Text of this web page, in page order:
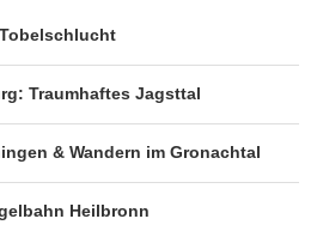
Traumhaftes Jagsttal
& Wandern im Gronachtal
Heilbronn